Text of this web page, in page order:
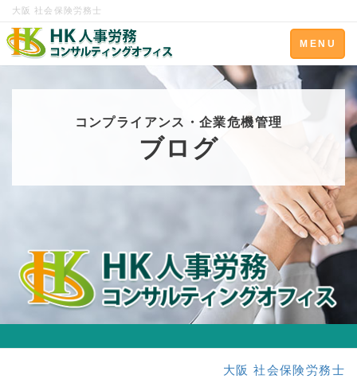
大阪 社会保険労務士
Toggle
navigation
MENU
コンプライアンス・企業危機管理
ブログ
大阪 社会保険労務士